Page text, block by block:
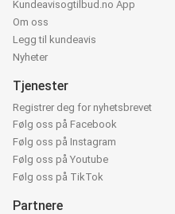
Kundeavisogtilbud.no App
Om oss
Legg til kundeavis
Nyheter
Tjenester
Registrer deg for nyhetsbrevet
Følg oss på Facebook
Følg oss på Instagram
Følg oss på Youtube
Følg oss på TikTok
Partnere